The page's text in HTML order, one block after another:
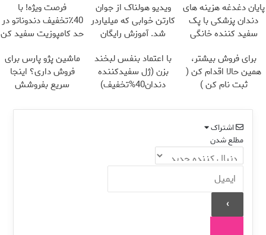
پایان دغدغه هزینه های
دندان پزشکی با پک
سفید کننده خانگی
ویدیو هولناک از جوان
کارتن خوابی که میلیاردر
شد. آموزش رایگان
فرصت ویژه! با
40٪تخفیف دندوناتو در
حد کامپوزیت سفید کن
برای فروش بیشتر،
همین حالا اقدام کن (
ثبت نام کن )
با اعتماد بنفس لبخند
بزن (ژل سفیدکننده
دندان40%تخفیف)
ماشین پژو پارس برای
فروش داری؟ اینجا
سریع بفروشش
اشتراک
مطلع شدن